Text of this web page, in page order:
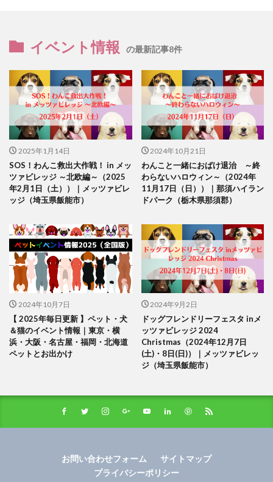
イベント情報 の最新記事8件
2025年1月14日
SOS！わんこ救出大作戦！ in メッ
ツァビレッジ ～北欧編～（2025
年2月1日（土））｜メッツァビレ
ッジ（埼玉県飯能市）
2024年10月21日
わんこと一緒におばけ退治 ～終
わらないハロウィン～（2024年
11月17日（日））｜那須ハイラン
ドパーク（栃木県那須郡）
2024年10月7日
【 2025年毎日更新 】ペット・犬
＆猫のイベント情報｜東京・横
浜・大阪・名古屋・福岡・北海道
ペットとお出かけ
2024年9月2日
ドッグフレンドリーフェスタ inメ
ッツァビレッジ 2024
Christmas（2024年12月7日
(土)・8日(日)）｜メッツァビレッ
ジ（埼玉県飯能市）
お問い合わせフォーム
サイトマップ
プライバシーポリシー